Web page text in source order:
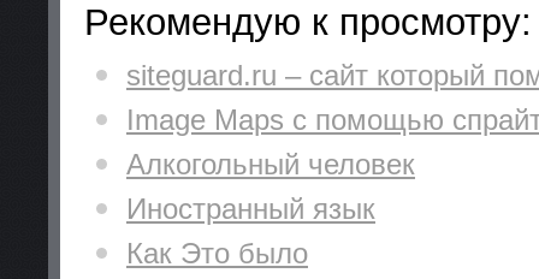
Рекомендую к просмотру:
siteguard.ru – сайт который
Image Maps c помощью
Алкогольный человек
Иностранный язык
Как Это было